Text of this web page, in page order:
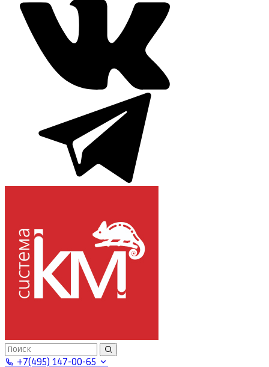
+7(495) 147-00-65